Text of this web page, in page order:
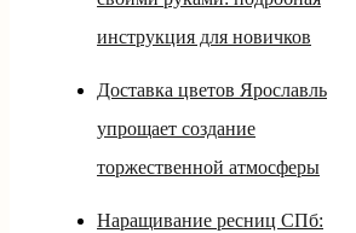
инструкция для новичков
Доставка цветов Ярославль
упрощает создание
торжественной атмосферы
Наращивание ресниц СПб: